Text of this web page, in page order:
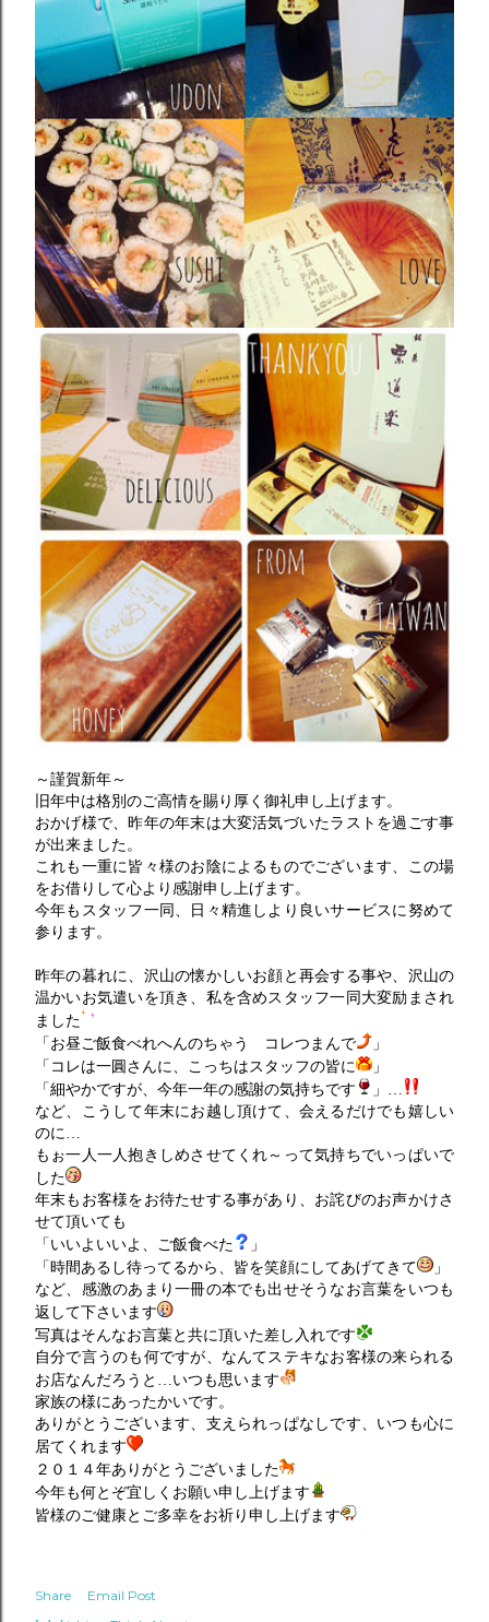
～謹賀新年～
旧年中は格別のご高情を賜り厚く御礼申し上げます。
おかげ様で、昨年の年末は大変活気づいたラストを過ごす事
が出来ました。
これも一重に皆々様のお陰によるものでございます、この場
をお借りして心より感謝申し上げます。
今年もスタッフ一同、日々精進しより良いサービスに努めて
参ります。
昨年の暮れに、沢山の懐かしいお顔と再会する事や、沢山の
温かいお気遣いを頂き、私を含めスタッフ一同大変励まされ
ました
「お昼ご飯食べれへんのちゃう コレつまんで
」
「コレは一圓さんに、こっちはスタッフの皆に
」
「細やかですが、今年一年の感謝の気持ちです
」…
など、こうして年末にお越し頂けて、会えるだけでも嬉しい
のに…
もぉ一人一人抱きしめさせてくれ～って気持ちでいっぱいで
した
年末もお客様をお待たせする事があり、お詫びのお声かけさ
せて頂いても
「いいよいいよ、ご飯食べた
」
「時間あるし待ってるから、皆を笑顔にしてあげてきて
」
など、感激のあまり一冊の本でも出せそうなお言葉をいつも
返して下さいます
写真はそんなお言葉と共に頂いた差し入れです
自分で言うのも何ですが、なんてステキなお客様の来られる
お店なんだろうと…いつも思います
家族の様にあったかいです。
ありがとうございます、支えられっぱなしです、いつも心に
居てくれます
２０１４年ありがとうございました
今年も何とぞ宜しくお願い申し上げます
皆様のご健康とご多幸をお祈り申し上げます
Share Email Post